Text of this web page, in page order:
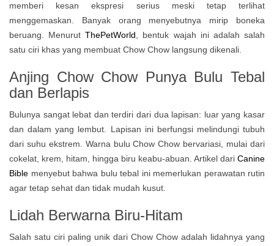
memberi kesan ekspresi serius meski tetap terlihat
menggemaskan. Banyak orang menyebutnya mirip boneka
beruang. Menurut ThePetWorld , bentuk wajah ini adalah salah
satu ciri khas yang membuat Chow Chow langsung dikenali.
Anjing Chow Chow Punya Bulu Tebal
dan Berlapis
Bulunya sangat lebat dan terdiri dari dua lapisan: luar yang kasar
dan dalam yang lembut. Lapisan ini berfungsi melindungi tubuh
dari suhu ekstrem. Warna bulu Chow Chow bervariasi, mulai dari
cokelat, krem, hitam, hingga biru keabu-abuan. Artikel dari Canine
Bible menyebut bahwa bulu tebal ini memerlukan perawatan rutin
agar tetap sehat dan tidak mudah kusut.
Lidah Berwarna Biru-Hitam
Salah satu ciri paling unik dari Chow Chow adalah lidahnya yang